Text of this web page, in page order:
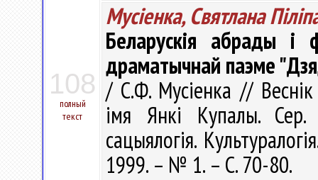
108
полный
текст
Мусіенка, Святлана
Беларускія абрады
драматычнай паэме
/ С.Ф. Мусіенка // Веснік
імя Янкі Купалы. Сер.
сацыялогія.
1999. – № 1. – С. 70-80.